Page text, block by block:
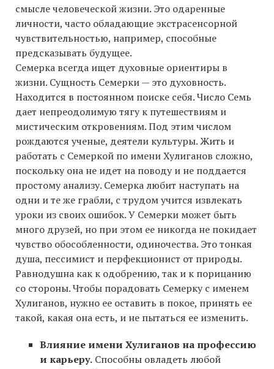
смысле человеческой жизни. Это одаренные
личности, часто обладающие экстрасенсорной
чувствительностью, например, способные
предсказывать будущее.
Семерка всегда ищет духовные ориентиры в
жизни. Сущность Семерки — это духовность.
Находится в постоянном поиске себя. Число Семь
дает непреодолимую тягу к путешествиям и
мистическим откровениям. Под этим числом
рождаются ученые, деятели культуры. Жить и
работать с Семеркой по имени Хулиганов сложно,
поскольку она не идет на поводу и не поддается
простому анализу. Семерка любит наступать на
одни и те же грабли, с трудом учится извлекать
уроки из своих ошибок. У Семерки может быть
много друзей, но при этом ее никогда не покидает
чувство обособленности, одиночества. Это тонкая
душа, пессимист и перфекционист от природы.
Равнодушна как к одобрению, так и к порицанию
со стороны. Чтобы порадовать Семерку с именем
Хулиганов, нужно ее оставить в покое, принять ее
такой, какая она есть, и не пытаться ее изменить.
Влияние имени Хулиганов на профессию
и карьеру. Способны овладеть любой